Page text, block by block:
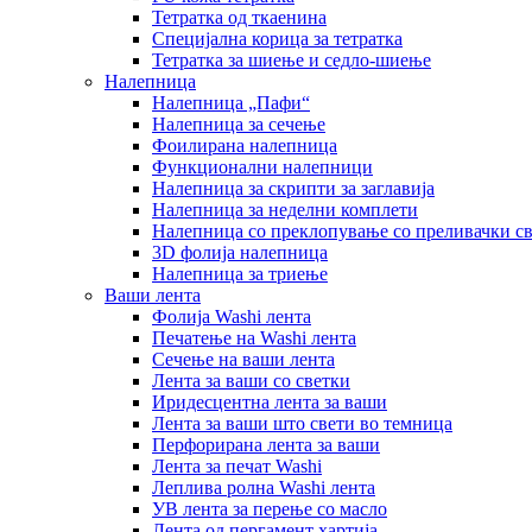
Тетратка од ткаенина
Специјална корица за тетратка
Тетратка за шиење и седло-шиење
Налепница
Налепница „Пафи“
Налепница за сечење
Фоилирана налепница
Функционални налепници
Налепница за скрипти за заглавија
Налепница за неделни комплети
Налепница со преклопување со преливачки
3D фолија налепница
Налепница за триење
Ваши лента
Фолија Washi лента
Печатење на Washi лента
Сечење на ваши лента
Лента за ваши со светки
Иридесцентна лента за ваши
Лента за ваши што свети во темница
Перфорирана лента за ваши
Лента за печат Washi
Леплива ролна Washi лента
УВ лента за перење со масло